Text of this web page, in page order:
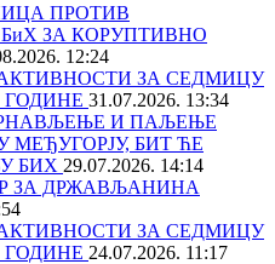
ПРОТИВ
ЗА КОРУПТИВНО
12:24
ЗА СЕДМИЦУ
ГОДИНЕ 31.07.2026. 13:34
И ПАЉЕЊЕ
МЕЂУГОРЈУ, БИТ ЋЕ
БИХ 29.07.2026. 14:14
ЗА ДРЖАВЉАНИНА
ЗА СЕДМИЦУ
ГОДИНЕ 24.07.2026. 11:17